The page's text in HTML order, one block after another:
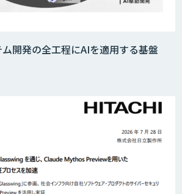
開発の全工程にAIを適用する基盤